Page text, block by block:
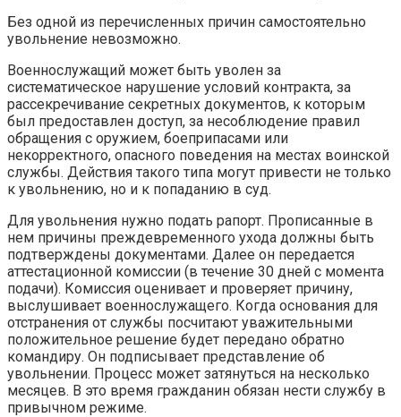
Без одной из перечисленных причин самостоятельно
увольнение невозможно.
Военнослужащий может быть уволен за
систематическое нарушение условий контракта, за
рассекречивание секретных документов, к которым
был предоставлен доступ, за несоблюдение правил
обращения с оружием, боеприпасами или
некорректного, опасного поведения на местах воинской
службы. Действия такого типа могут привести не только
к увольнению, но и к попаданию в суд.
Для увольнения нужно подать рапорт. Прописанные в
нем причины преждевременного ухода должны быть
подтверждены документами. Далее он передается
аттестационной комиссии (в течение 30 дней с момента
подачи). Комиссия оценивает и проверяет причину,
выслушивает военнослужащего. Когда основания для
отстранения от службы посчитают уважительными
положительное решение будет передано обратно
командиру. Он подписывает представление об
увольнении. Процесс может затянуться на несколько
месяцев. В это время гражданин обязан нести службу в
привычном режиме.